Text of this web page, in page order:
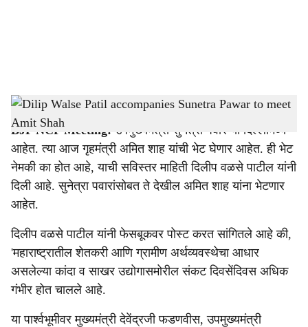
h
a
r
e
Dilip Walse Patil accompanies Sunetra Pawar to meet Amit Shah -Sarkarnama
BJP NCP Meeting: उपमुख्यमंत्री सुनेत्रा पवार या दिल्लीमध्ये
आहेत. त्या आज गृहमंत्री अमित शाह यांची भेट घेणार आहेत. ही भेट
नेमकी का होत आहे, याची सविस्तर माहिती दिलीप वळसे पाटील यांनी
दिली आहे. सुनेत्रा पवारांसोबत ते देखील अमित शाह यांना भेटणार
आहेत.
दिलीप वळसे पाटील यांनी फेसबूकवर पोस्ट करत सांगितले आहे की,
'महाराष्ट्रातील शेतकरी आणि ग्रामीण अर्थव्यवस्थेचा आधार
असलेल्या कांदा व साखर उद्योगासमोरील संकट दिवसेंदिवस अधिक
गंभीर होत चालले आहे.
या पार्श्वभूमीवर मुख्यमंत्री देवेंद्रजी फडणवीस, उपमुख्यमंत्री